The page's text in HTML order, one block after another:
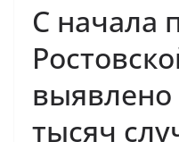
С начала
выявлено
тысяч